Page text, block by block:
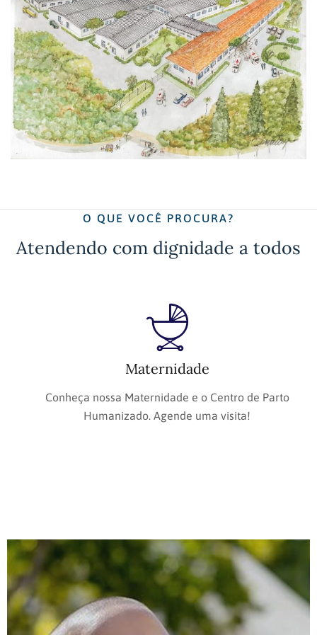
O QUE VOCÊ PROCURA?
Atendendo com dignidade a todos
Maternidade
Conheça nossa Maternidade e o Centro de Parto
Humanizado. Agende uma visita!